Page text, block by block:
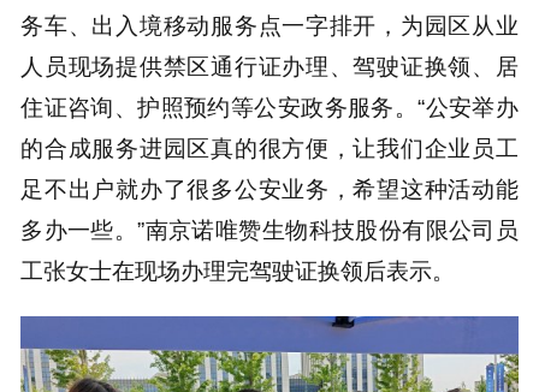
务车、出入境移动服务点一字排开，为园区从业
人员现场提供禁区通行证办理、驾驶证换领、居
住证咨询、护照预约等公安政务服务。“公安举办
的合成服务进园区真的很方便，让我们企业员工
足不出户就办了很多公安业务，希望这种活动能
多办一些。”南京诺唯赞生物科技股份有限公司员
工张女士在现场办理完驾驶证换领后表示。